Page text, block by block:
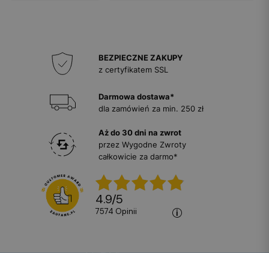
BEZPIECZNE ZAKUPY
z certyfikatem SSL
Darmowa dostawa*
dla zamówień za min. 250 zł
Aż do 30 dni na zwrot
przez Wygodne Zwroty
całkowicie za darmo*
4.9/5
7574 opinii